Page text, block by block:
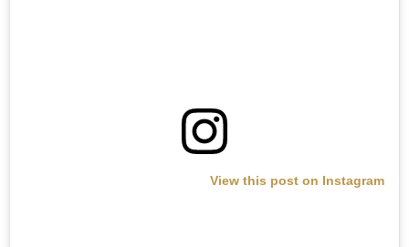
View this post on Instagram